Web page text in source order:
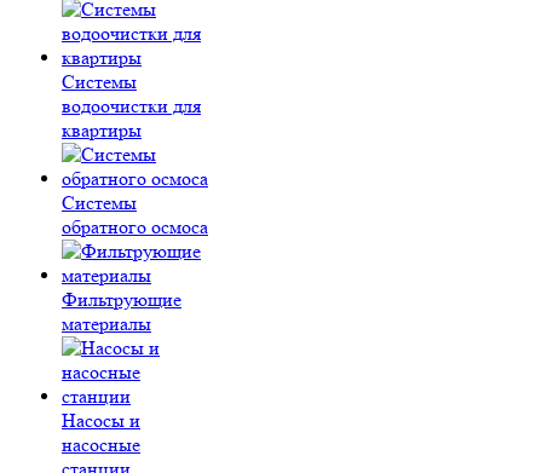
Системы
водоочистки для
квартиры
Системы
обратного осмоса
Фильтрующие
материалы
Насосы и
насосные